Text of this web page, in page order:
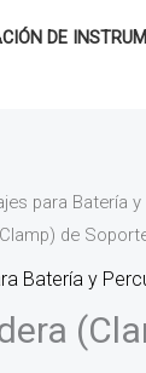
DE
para Batería
de
Batería y